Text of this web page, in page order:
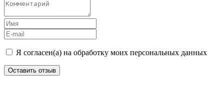
Я согласен(а) на обработку моих персональных данных
Оставить отзыв